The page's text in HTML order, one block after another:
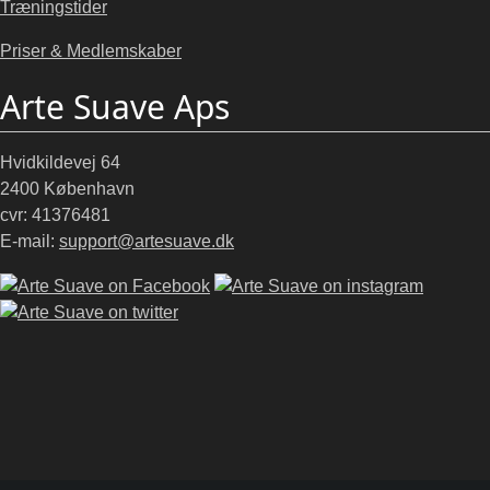
Træningstider
Priser & Medlemskaber
Arte Suave Aps
Hvidkildevej 64
2400 København
cvr: 41376481
E-mail: support@artesuave.dk